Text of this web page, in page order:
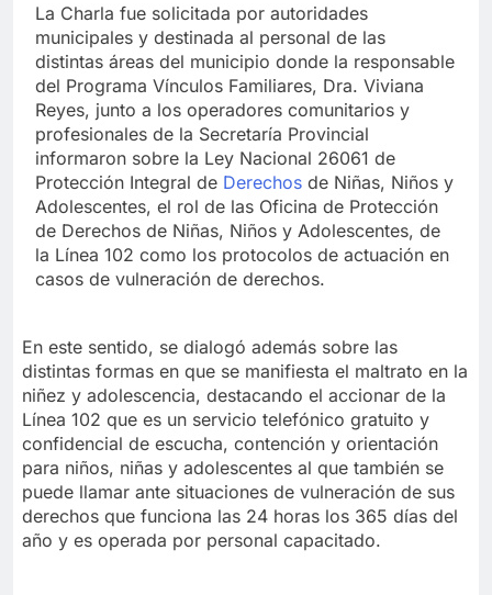
La Charla fue solicitada por autoridades
municipales y destinada al personal de las
distintas áreas del municipio donde la responsable
del Programa Vínculos Familiares, Dra. Viviana
Reyes, junto a los operadores comunitarios y
profesionales de la Secretaría Provincial
informaron sobre la Ley Nacional 26061 de
Protección Integral de Derechos de Niñas, Niños y
Adolescentes, el rol de las Oficina de Protección
de Derechos de Niñas, Niños y Adolescentes, de
la Línea 102 como los protocolos de actuación en
casos de vulneración de derechos.
En este sentido, se dialogó además sobre las
distintas formas en que se manifiesta el maltrato en la
niñez y adolescencia, destacando el accionar de la
Línea 102 que es un servicio telefónico gratuito y
confidencial de escucha, contención y orientación
para niños, niñas y adolescentes al que también se
puede llamar ante situaciones de vulneración de sus
derechos que funciona las 24 horas los 365 días del
año y es operada por personal capacitado.